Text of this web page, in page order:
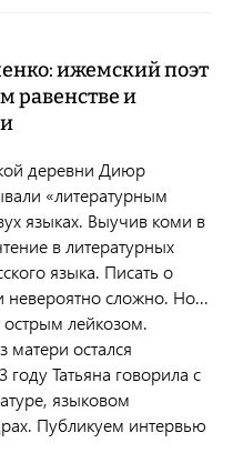
ижемский поэт
равенстве и
деревни Диюр
«литературным
языках. Выучив коми в
в литературных
языка. Писать о
сложно. Но...
острым лейкозом.
матери остался
Татьяна говорила с
языковом
Публикуем интервью